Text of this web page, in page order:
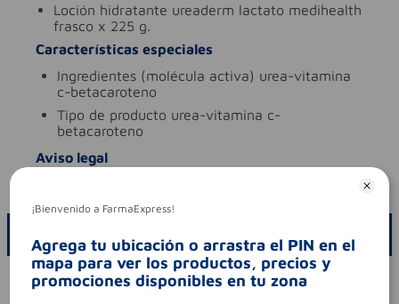
loción hidratante ureaderm lactato medihealth
frasco x 225 g.
Características especiales
ingredientes (molécula activa) urea-vitamina
c-betacaroteno
tipo de producto urea-vitamina c-
betacaroteno
Aviso legal
Por favor, inicie sesión para escribir un comentario
¡Bienvenido a FarmaExpress!
Agrega tu ubicación o arrastra el PIN en el
mapa para ver los productos, precios y
promociones disponibles en tu zona